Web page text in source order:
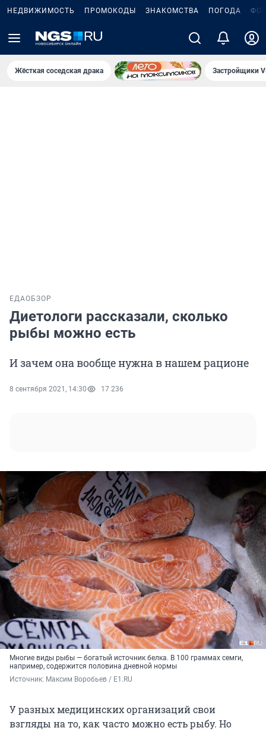
НЕДВИЖИМОСТЬ ПРОМОКОДЫ ЗНАКОМСТВА ПОГОДА
Жёсткая соседская драка Застройщики
ЕДАОБЗОР
Диетологи рассказали, сколько
рыбы можно есть
И зачем она вообще нужна в нашем рационе
8 сентября 2021, 14:30 17 236
Многие виды рыбы — богатый источник белка. В 100 граммах семги,
например, содержится половина дневной нормы
Источник: Максим Воробьев / E1.RU
У разных медицинских организаций свои
взгляды на то, как часто можно есть рыбу. Но